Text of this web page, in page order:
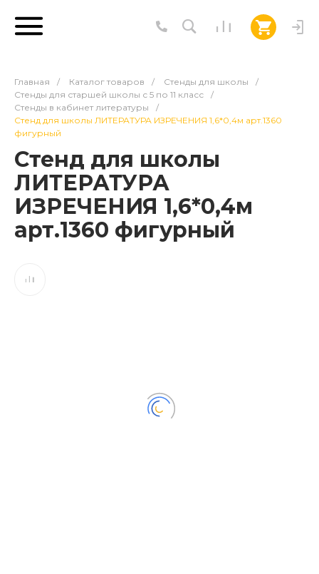
Главная / Каталог товаров / Стенды для школы
/
Стенды для старшей школы с 5 по 11 класс
/
Стенды в кабинет литературы
/
Стенд для школы ЛИТЕРАТУРА ИЗРЕЧЕНИЯ 1,6*0,4м арт.1360
фигурный
Стенд для школы
ЛИТЕРАТУРА
ИЗРЕЧЕНИЯ 1,6*0,4м
арт.1360 фигурный